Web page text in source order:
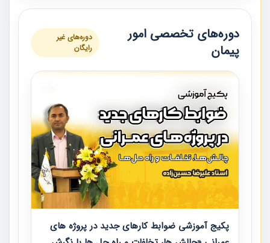
دوره‌های تخصصی امور
پیمان
دوره‌های غیر
رایگان
پکیج آموزشی ضوابط کارهای جدید در پروژه های